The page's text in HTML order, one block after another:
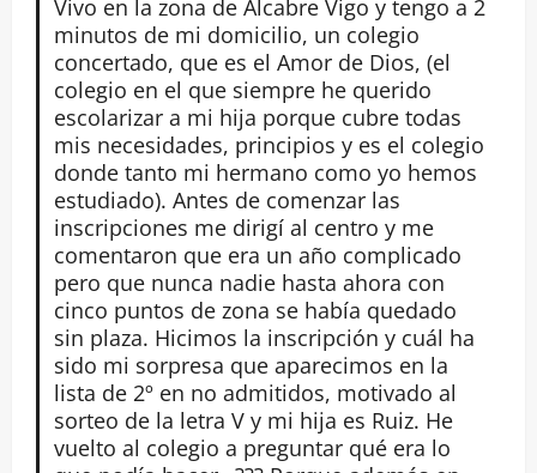
Vivo en la zona de Alcabre Vigo y tengo a 2
minutos de mi domicilio, un colegio
concertado, que es el Amor de Dios, (el
colegio en el que siempre he querido
escolarizar a mi hija porque cubre todas
mis necesidades, principios y es el colegio
donde tanto mi hermano como yo hemos
estudiado). Antes de comenzar las
inscripciones me dirigí al centro y me
comentaron que era un año complicado
pero que nunca nadie hasta ahora con
cinco puntos de zona se había quedado
sin plaza. Hicimos la inscripción y cuál ha
sido mi sorpresa que aparecimos en la
lista de 2º en no admitidos, motivado al
sorteo de la letra V y mi hija es Ruiz. He
vuelto al colegio a preguntar qué era lo